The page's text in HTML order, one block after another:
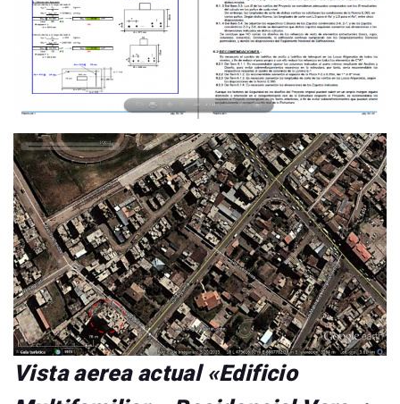
Vista aerea actual «Edificio